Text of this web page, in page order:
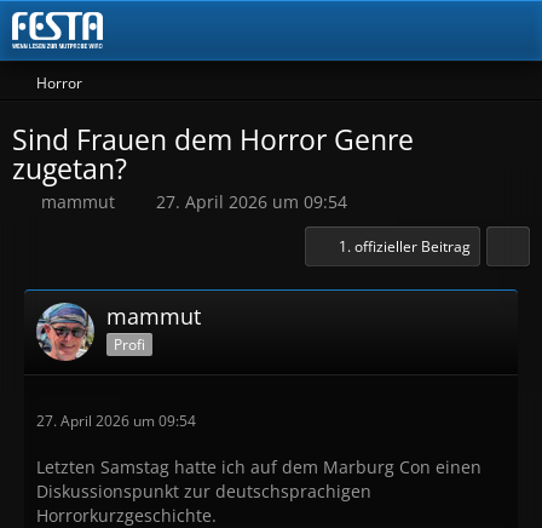
Horror
Sind Frauen dem Horror Genre
zugetan?
mammut 27. April 2026 um 09:54
1. offizieller Beitrag
mammut
Profi
27. April 2026 um 09:54
Letzten Samstag hatte ich auf dem Marburg Con einen
Diskussionspunkt zur deutschsprachigen
Horrorkurzgeschichte.